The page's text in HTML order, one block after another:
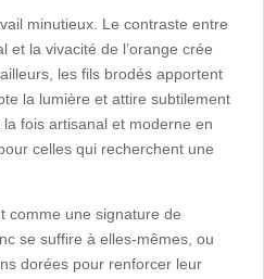
minutieux. Le contraste entre
et la vivacité de l’orange crée
les fils brodés apportent
la lumière et attire subtilement
fois artisanal et moderne en
celles qui recherchent une
comme une signature de
se suffire à elles-mêmes, ou
dorées pour renforcer leur